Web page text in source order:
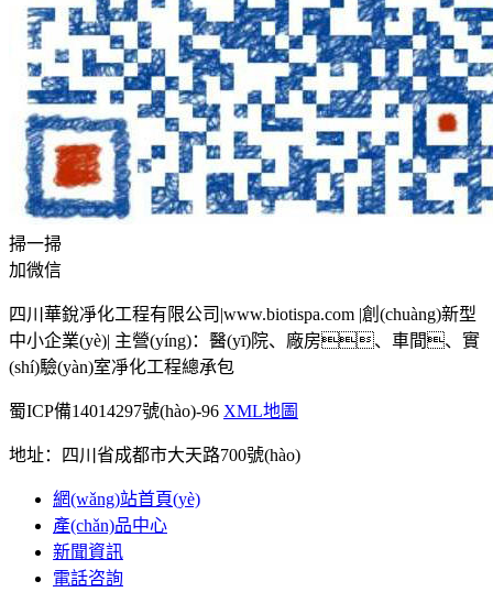
掃一掃
加微信
四川華銳凈化工程有限公司|www.biotispa.com |創(chuàng)新型
中小企業(yè)| 主營(yíng)：醫(yī)院、廠房、車間、實
(shí)驗(yàn)室凈化工程總承包
蜀ICP備14014297號(hào)-96 XML地圖
地址：四川省成都市大天路700號(hào)
網(wǎng)站首頁(yè)
產(chǎn)品中心
新聞資訊
電話咨詢